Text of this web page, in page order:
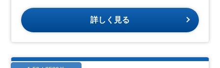
詳しく見る